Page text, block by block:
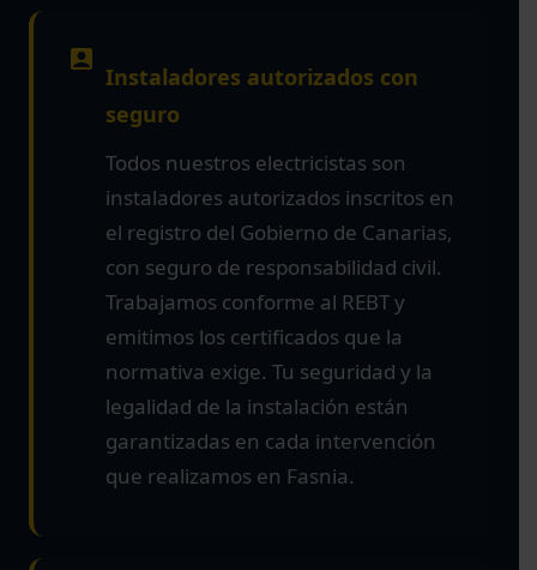
Instaladores autorizados con
seguro
Todos nuestros electricistas son
instaladores autorizados inscritos en
el registro del Gobierno de Canarias,
con seguro de responsabilidad civil.
Trabajamos conforme al REBT y
emitimos los certificados que la
normativa exige. Tu seguridad y la
legalidad de la instalación están
garantizadas en cada intervención
que realizamos en Fasnia.